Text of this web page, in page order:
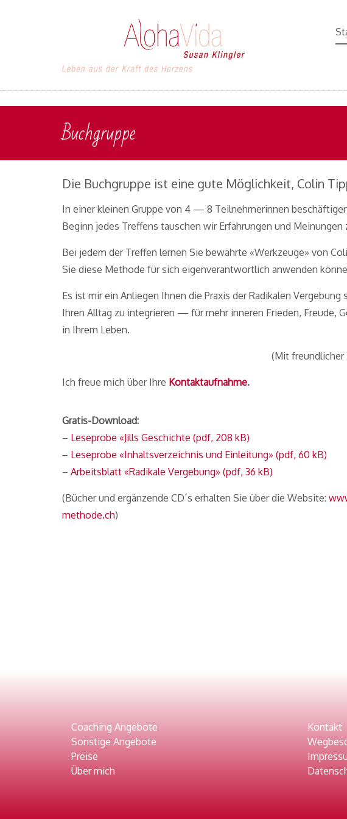
Buchgruppe
Die Buchgruppe ist eine gute Möglichkeit, Colin
In einer kleinen Gruppe von 4 — 8 Teilnehmerinnen
Beginn jedes Treffens tauschen wir Erfahrungen und Meinungen
Bei jedem der Treffen lernen Sie bewährte «Werkzeuge» von
Sie diese Methode für sich eigenverantwortlich anwenden
Es ist mir ein Anliegen Ihnen die Praxis der Radikalen
Ihren Alltag zu integrieren — für mehr inneren Frieden, Freude,
in Ihrem Leben.
(Mit freundlicher
Ich freue mich über Ihre Kontaktaufnahme.
Gratis-Download:
– Leseprobe «Jills Geschichte (pdf, 208 kB)
– Leseprobe «Inhaltsverzeichnis und Einleitung» (pdf, 60 kB)
– Arbeitsblatt «Radikale Vergebung» (pdf, 36 kB)
(Bücher und ergänzende CD´s erhalten Sie über die Website:
methode.ch)
Coaching Angebote
Sonstige Angebote
Preise
Über mich
Kontakt